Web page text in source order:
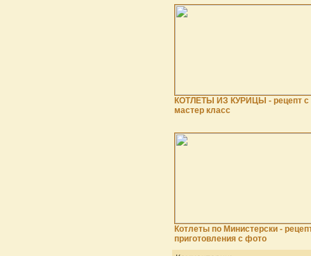
КОТЛЕТЫ ИЗ КУРИЦЫ - рецепт с
мастер класс
Котлеты по Министерски -
приготовления с фото